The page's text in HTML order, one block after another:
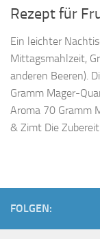
Rezept für
Ein leichter
Mittagsmahlzeit,
anderen Beeren).
Gramm Mager-
Aroma 70 Gramm
& Zimt Die
FOLGEN: